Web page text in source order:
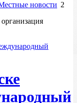
новости 2